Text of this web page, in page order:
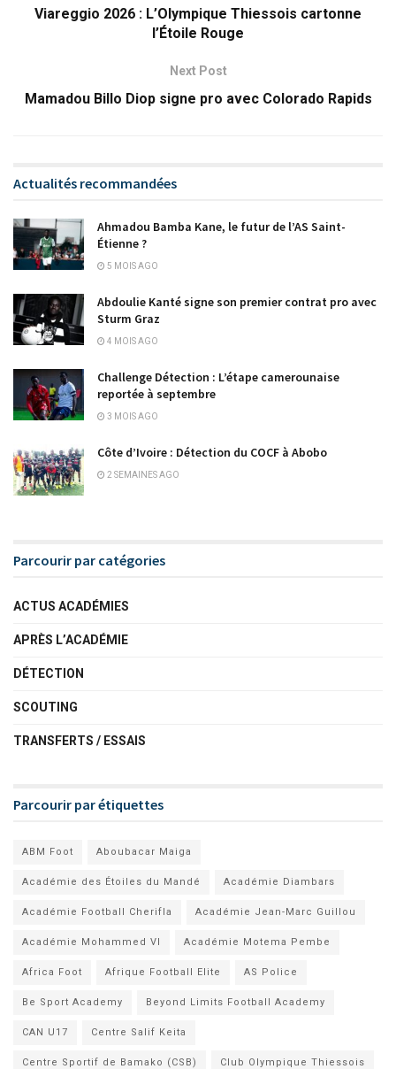
Viareggio 2026 : L’Olympique Thiessois cartonne
l’Étoile Rouge
Next Post
Mamadou Billo Diop signe pro avec Colorado Rapids
Actualités recommandées
Ahmadou Bamba Kane, le futur de l’AS Saint-
Étienne ?
5 MOIS AGO
Abdoulie Kanté signe son premier contrat pro avec
Sturm Graz
4 MOIS AGO
Challenge Détection : L’étape camerounaise
reportée à septembre
3 MOIS AGO
Côte d’Ivoire : Détection du COCF à Abobo
2 SEMAINES AGO
Parcourir par catégories
ACTUS ACADÉMIES
APRÈS L’ACADÉMIE
DÉTECTION
SCOUTING
TRANSFERTS / ESSAIS
Parcourir par étiquettes
ABM Foot Aboubacar Maiga
Académie des Étoiles du Mandé Académie Diambars
Académie Football Cherifla Académie Jean-Marc Guillou
Académie Mohammed VI Académie Motema Pembe
Africa Foot Afrique Football Elite AS Police
Be Sport Academy Beyond Limits Football Academy
CAN U17 Centre Salif Keita
Centre Sportif de Bamako (CSB) Club Olympique Thiessois